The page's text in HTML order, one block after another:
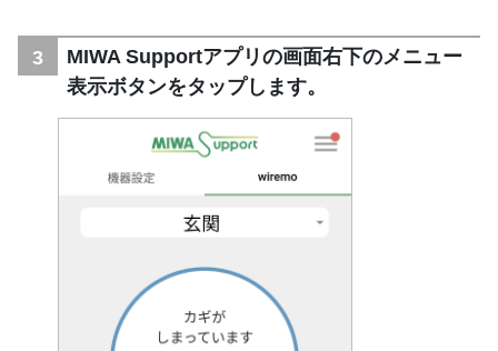
MIWA Supportアプリの画面右下のメニュー
表示ボタンをタップします。